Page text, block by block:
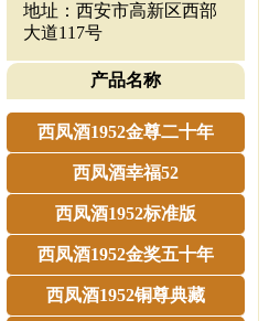
地址：西安市高新区西部
大道117号
产品名称
西凤酒1952金尊二十年
西凤酒幸福52
西凤酒1952标准版
西凤酒1952金奖五十年
西凤酒1952铜尊典藏